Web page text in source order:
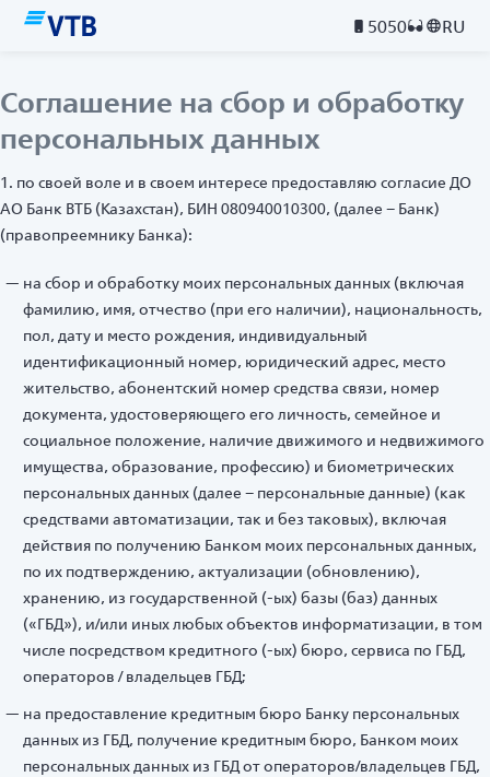
5050 RU
Соглашение на сбор и обработку
персональных данных
1. по своей воле и в своем интересе предоставляю согласие ДО
АО Банк ВТБ (Казахстан), БИН 080940010300, (далее – Банк)
(правопреемнику Банка):
на сбор и обработку моих персональных данных (включая
фамилию, имя, отчество (при его наличии), национальность,
пол, дату и место рождения, индивидуальный
идентификационный номер, юридический адрес, место
жительство, абонентский номер средства связи, номер
документа, удостоверяющего его личность, семейное и
социальное положение, наличие движимого и недвижимого
имущества, образование, профессию) и биометрических
персональных данных (далее – персональные данные) (как
средствами автоматизации, так и без таковых), включая
действия по получению Банком моих персональных данных,
по их подтверждению, актуализации (обновлению),
хранению, из государственной (-ых) базы (баз) данных
(«ГБД»), и/или иных любых объектов информатизации, в том
числе посредством кредитного (-ых) бюро, сервиса по ГБД,
операторов / владельцев ГБД;
на предоставление кредитным бюро Банку персональных
данных из ГБД, получение кредитным бюро, Банком моих
персональных данных из ГБД от операторов/владельцев ГБД,